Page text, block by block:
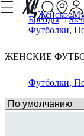
Женское
Бренды
Футболки,
ЖЕНСКИЕ
Футболки,